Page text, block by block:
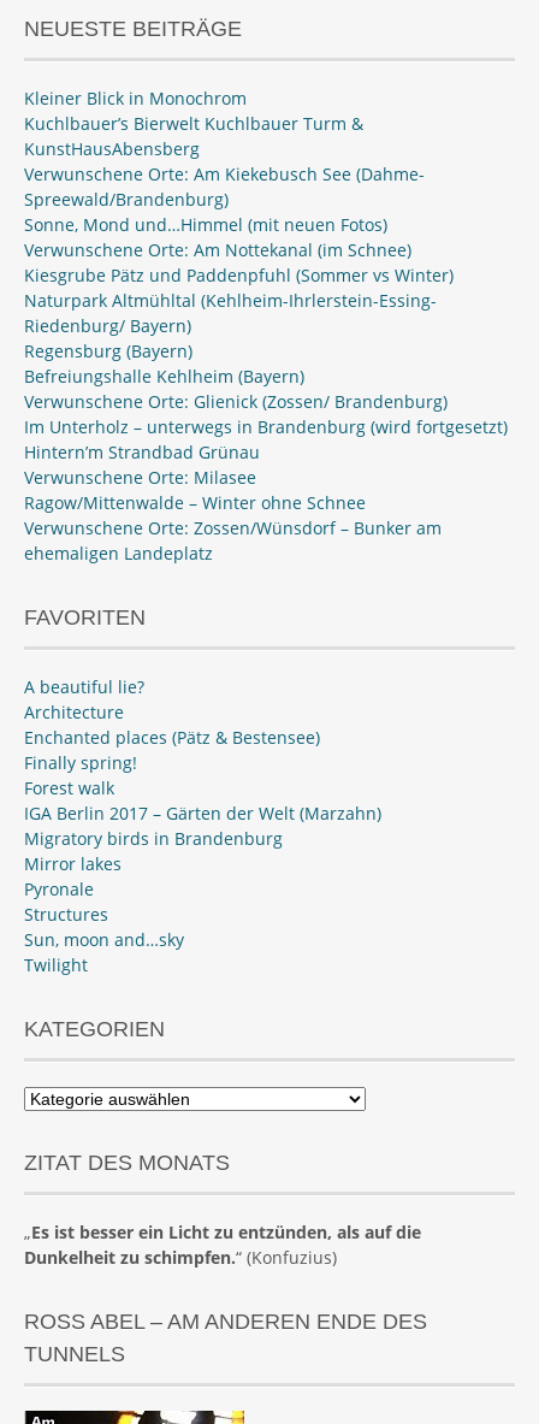
NEUESTE BEITRÄGE
Kleiner Blick in Monochrom
Kuchlbauer’s Bierwelt Kuchlbauer Turm &
KunstHausAbensberg
Verwunschene Orte: Am Kiekebusch See (Dahme-
Spreewald/Brandenburg)
Sonne, Mond und…Himmel (mit neuen Fotos)
Verwunschene Orte: Am Nottekanal (im Schnee)
Kiesgrube Pätz und Paddenpfuhl (Sommer vs Winter)
Naturpark Altmühltal (Kehlheim-Ihrlerstein-Essing-
Riedenburg/ Bayern)
Regensburg (Bayern)
Befreiungshalle Kehlheim (Bayern)
Verwunschene Orte: Glienick (Zossen/ Brandenburg)
Im Unterholz – unterwegs in Brandenburg (wird fortgesetzt)
Hintern’m Strandbad Grünau
Verwunschene Orte: Milasee
Ragow/Mittenwalde – Winter ohne Schnee
Verwunschene Orte: Zossen/Wünsdorf – Bunker am
ehemaligen Landeplatz
FAVORITEN
A beautiful lie?
Architecture
Enchanted places (Pätz & Bestensee)
Finally spring!
Forest walk
IGA Berlin 2017 – Gärten der Welt (Marzahn)
Migratory birds in Brandenburg
Mirror lakes
Pyronale
Structures
Sun, moon and…sky
Twilight
KATEGORIEN
Kategorien
ZITAT DES MONATS
„Es ist besser ein Licht zu entzünden, als auf die
Dunkelheit zu schimpfen.“ (Konfuzius)
ROSS ABEL – AM ANDEREN ENDE DES
TUNNELS